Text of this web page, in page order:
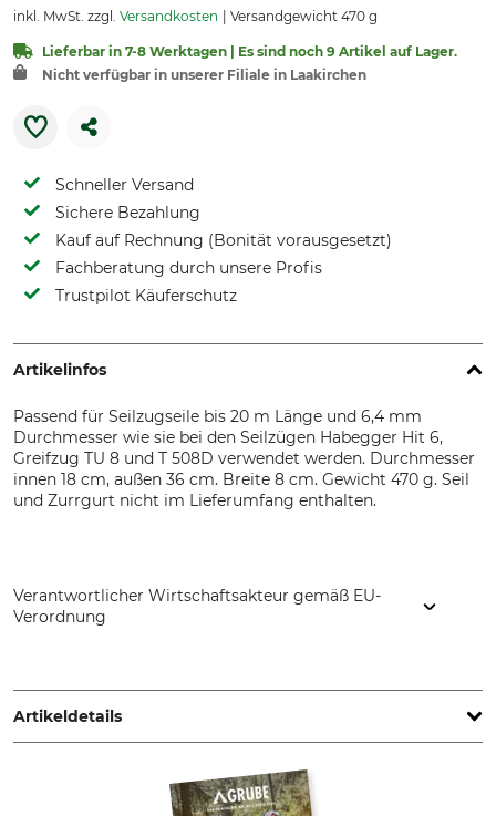
inkl. MwSt. zzgl. Versandkosten Versandgewicht 470 g
Lieferbar in 7-8 Werktagen | Es sind noch 9 Artikel auf Lager.
Nicht verfügbar in unserer Filiale in Laakirchen
Schneller Versand
Sichere Bezahlung
Kauf auf Rechnung (Bonität vorausgesetzt)
Fachberatung durch unsere Profis
Trustpilot Käuferschutz
Artikelinfos
Passend für Seilzugseile bis 20 m Länge und 6,4 mm
Durchmesser wie sie bei den Seilzügen Habegger Hit 6,
Greifzug TU 8 und T 508D verwendet werden. Durchmesser
innen 18 cm, außen 36 cm. Breite 8 cm. Gewicht 470 g. Seil
und Zurrgurt nicht im Lieferumfang enthalten.
Verantwortlicher Wirtschaftsakteur gemäß EU-
Verordnung
Luxembourg, www.tractel.com
Artikeldetails
Produkttyp
Handhaspel